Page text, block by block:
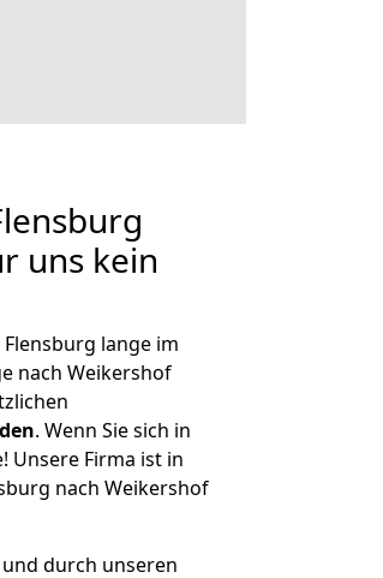
uns kein
lange im
nach Weikershof
. Wenn Sie sich in
Unsere Firma ist in
nach Weikershof
durch unseren